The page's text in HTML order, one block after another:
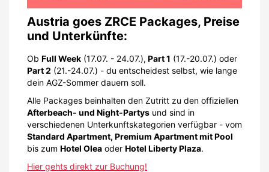
Austria goes ZRCE Packages, Preise
und Unterkünfte:
Ob Full Week (17.07. - 24.07.), Part 1 (17.-20.07.) oder
Part 2 (21.-24.07.) - du entscheidest selbst, wie lange
dein AGZ-Sommer dauern soll.
Alle Packages beinhalten den Zutritt zu den offiziellen
Afterbeach- und Night-Partys und sind in
verschiedenen Unterkunftskategorien verfügbar - vom
Standard Apartment, Premium Apartment mit Pool
bis zum Hotel Olea oder Hotel Liberty Plaza.
Hier gehts direkt zur Buchung!